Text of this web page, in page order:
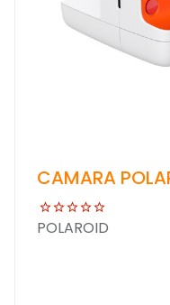
CAMARA
POLAROID